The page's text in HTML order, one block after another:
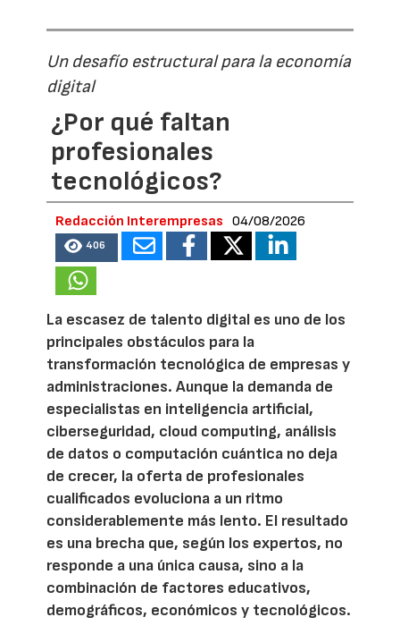
Un desafío estructural para la economía
digital
¿Por qué faltan
profesionales
tecnológicos?
Redacción Interempresas 04/08/2026
406
La escasez de talento digital es uno de los
principales obstáculos para la
transformación tecnológica de empresas y
administraciones. Aunque la demanda de
especialistas en inteligencia artificial,
ciberseguridad, cloud computing, análisis
de datos o computación cuántica no deja
de crecer, la oferta de profesionales
cualificados evoluciona a un ritmo
considerablemente más lento. El resultado
es una brecha que, según los expertos, no
responde a una única causa, sino a la
combinación de factores educativos,
demográficos, económicos y tecnológicos.